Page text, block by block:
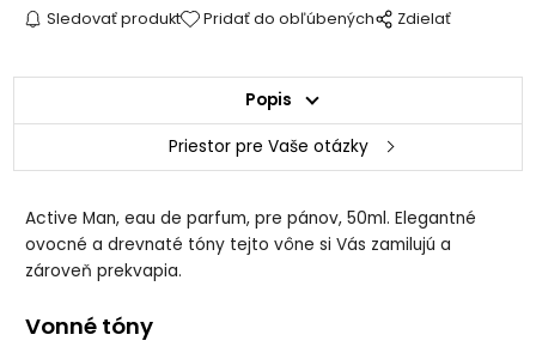
Sledovať produkt Pridať do obľúbených Zdielať
Popis
Priestor pre Vaše otázky
Active Man, eau de parfum, pre pánov, 50ml. Elegantné
ovocné a drevnaté tóny tejto vône si Vás zamilujú a
zároveň prekvapia.
Vonné tóny